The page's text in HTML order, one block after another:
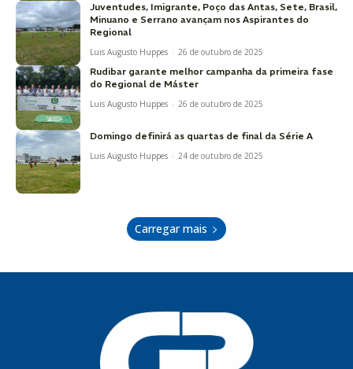
Juventudes, Imigrante, Poço das Antas, Sete, Brasil,
Minuano e Serrano avançam nos Aspirantes do
Regional
Luis Augusto Huppes - 26 de outubro de 2025
Rudibar garante melhor campanha da primeira fase
do Regional de Máster
Luis Augusto Huppes - 26 de outubro de 2025
Domingo definirá as quartas de final da Série A
Luis Augusto Huppes - 24 de outubro de 2025
Carregar mais